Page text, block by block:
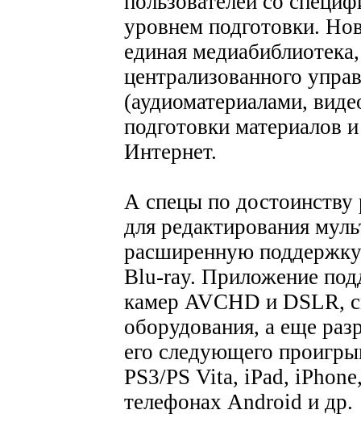
уровнем подготовки.
единая
централизованного
(аудиоматериалами,
подготовки материалов
Интернет.
А спецы по
для редактирования
расширенную
Blu-ray. Приложение
камер AVCHD и DSLR,
оборудования, а еще
его следующего
PS3/PS Vita, iPad,
телефонах Android и др.